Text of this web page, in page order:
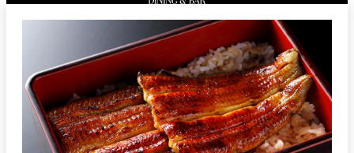
中国料理
大観苑＜
TAIKAN EN＞
鉄板焼/ステーキ
リブルーム
石心亭＜
SEKISHIN-TEI＞
清泉亭＜
SEISEN-TEI＞ もみじ亭